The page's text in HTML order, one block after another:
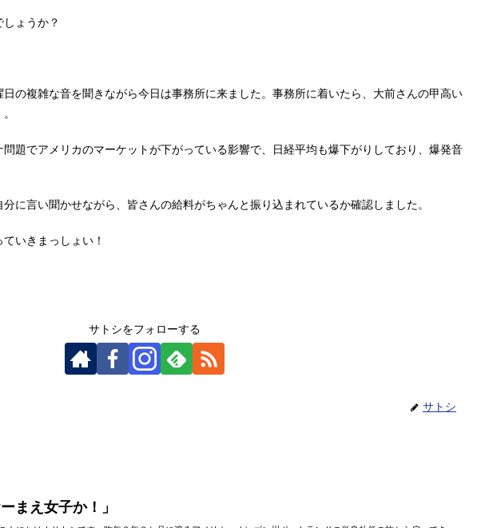
ょうか？
の複雑な音を聞きながら今日は事務所に来ました。事務所に着いたら、大前さんの甲高い
題でアメリカのマーケットが下がっている影響で、日経平均も爆下がりしており、爆発音
に言い聞かせながら、皆さんの給料がちゃんと振り込まれているか確認しました。
いきまっしょい！
サトシをフォローする
サトシ
ーまえ女子か！」